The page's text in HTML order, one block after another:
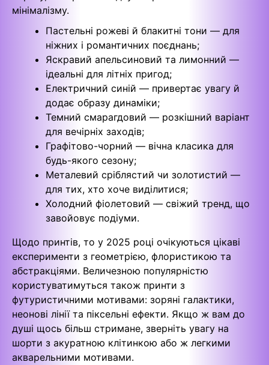
мінімалізму.
Пастельні рожеві й блакитні тони — для
ніжних і романтичних поєднань;
Яскравий апельсиновий та лимонний —
ідеальні для літніх пригод;
Електричний синій — привертає увагу й
додає образу динаміки;
Темний смарагдовий — розкішний варіант
для вечірніх заходів;
Графітово-чорний — вічна класика для
будь-якого сезону;
Металевий сріблястий чи золотистий —
для тих, хто хоче виділитися;
Холодний фіолетовий — свіжий тренд, що
завойовує подіуми.
Щодо принтів, то у 2025 році очікуються цікаві
експерименти з геометрією, флористикою та
абстракціями. Величезною популярністю
користуватимуться також принти з
футуристичними мотивами: зоряні галактики,
неонові лінії та піксельні ефекти. Якщо ж вам до
душі щось більш стримане, зверніть увагу на
шорти з акуратною клітинкою або ж легкими
акварельними мотивами.